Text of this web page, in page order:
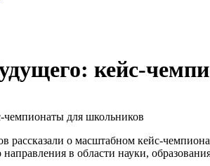
кейс-
рассказали о масштабном кейс-
в области науки,